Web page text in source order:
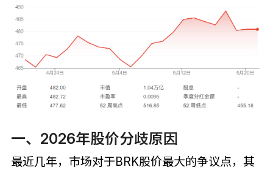
一、2026年股价分歧原因
最近几年，市场对于BRK股价最大的争议点，其